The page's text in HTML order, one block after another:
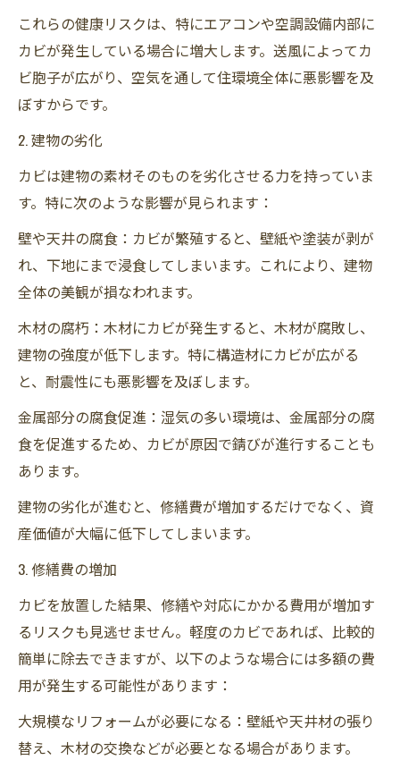
これらの健康リスクは、特にエアコンや空調設備内部に
カビが発生している場合に増大します。送風によってカ
ビ胞子が広がり、空気を通して住環境全体に悪影響を及
ぼすからです。
2. 建物の劣化
カビは建物の素材そのものを劣化させる力を持っていま
す。特に次のような影響が見られます：
壁や天井の腐食：カビが繁殖すると、壁紙や塗装が剥が
れ、下地にまで浸食してしまいます。これにより、建物
全体の美観が損なわれます。
木材の腐朽：木材にカビが発生すると、木材が腐敗し、
建物の強度が低下します。特に構造材にカビが広がる
と、耐震性にも悪影響を及ぼします。
金属部分の腐食促進：湿気の多い環境は、金属部分の腐
食を促進するため、カビが原因で錆びが進行することも
あります。
建物の劣化が進むと、修繕費が増加するだけでなく、資
産価値が大幅に低下してしまいます。
3. 修繕費の増加
カビを放置した結果、修繕や対応にかかる費用が増加す
るリスクも見逃せません。軽度のカビであれば、比較的
簡単に除去できますが、以下のような場合には多額の費
用が発生する可能性があります：
大規模なリフォームが必要になる：壁紙や天井材の張り
替え、木材の交換などが必要となる場合があります。